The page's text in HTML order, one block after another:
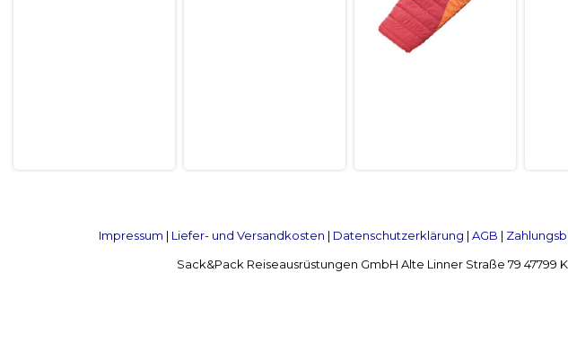
Impressum | Liefer- und Versandkosten | Datenschutzerklärung | AGB |
Sack&Pack Reiseausrüstungen GmbH Alte Linner Straße 79 47799